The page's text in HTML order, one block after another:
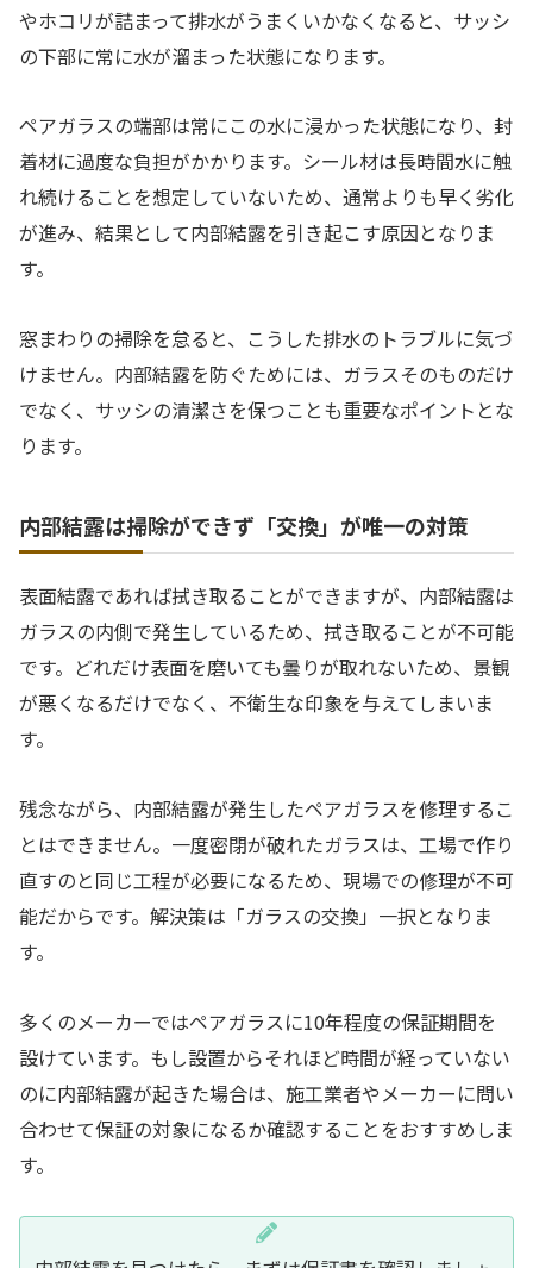
やホコリが詰まって排水がうまくいかなくなると、サッシ
の下部に常に水が溜まった状態になります。
ペアガラスの端部は常にこの水に浸かった状態になり、封
着材に過度な負担がかかります。シール材は長時間水に触
れ続けることを想定していないため、通常よりも早く劣化
が進み、結果として内部結露を引き起こす原因となりま
す。
窓まわりの掃除を怠ると、こうした排水のトラブルに気づ
けません。内部結露を防ぐためには、ガラスそのものだけ
でなく、サッシの清潔さを保つことも重要なポイントとな
ります。
内部結露は掃除ができず「交換」が唯一の対策
表面結露であれば拭き取ることができますが、内部結露は
ガラスの内側で発生しているため、拭き取ることが不可能
です。どれだけ表面を磨いても曇りが取れないため、景観
が悪くなるだけでなく、不衛生な印象を与えてしまいま
す。
残念ながら、内部結露が発生したペアガラスを修理するこ
とはできません。一度密閉が破れたガラスは、工場で作り
直すのと同じ工程が必要になるため、現場での修理が不可
能だからです。解決策は「ガラスの交換」一択となりま
す。
多くのメーカーではペアガラスに10年程度の保証期間を
設けています。もし設置からそれほど時間が経っていない
のに内部結露が起きた場合は、施工業者やメーカーに問い
合わせて保証の対象になるか確認することをおすすめしま
す。